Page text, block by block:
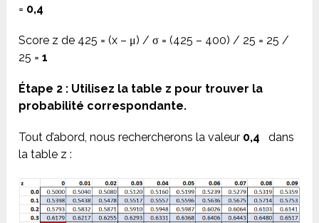
= 0,4
Score z de 425 = (x – μ) / σ = (425 – 400) / 25 = 25 /
25 =1
Étape 2 : Utilisez la table z pour trouver la
probabilité correspondante.
Tout d’abord, nous rechercherons la valeur 0,4
dans
la table z :